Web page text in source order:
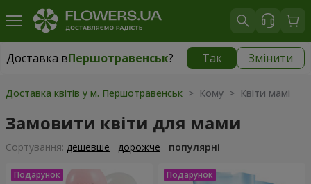
Доставка вПершотравенськ? Так Змінити
Доставка вПершотравенськ|1334 грн
Доставка квітів у м. Першотравенськ > Кому > Квіти мамі
Замовити квіти для мами
Сортування: дешевше дорожче популярні